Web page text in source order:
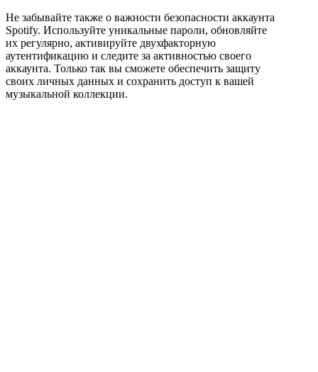
Не забывайте также о важности безопасности аккаунта
Spotify. Используйте уникальные пароли, обновляйте
их регулярно, активируйте двухфакторную
аутентификацию и следите за активностью своего
аккаунта. Только так вы сможете обеспечить защиту
своих личных данных и сохранить доступ к вашей
музыкальной коллекции.